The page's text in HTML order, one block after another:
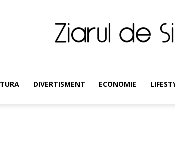
DIVERTISMENT ECONOMIE